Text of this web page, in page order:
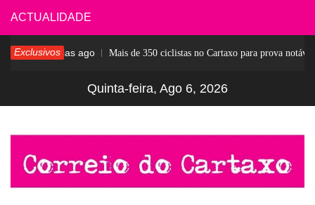
Skip
to
content
ACTUALIDADE
Exclusivos4 dias ago Mais de 350 ciclistas no Cartaxo para prova notável
Quinta-feira, Ago 6, 2026